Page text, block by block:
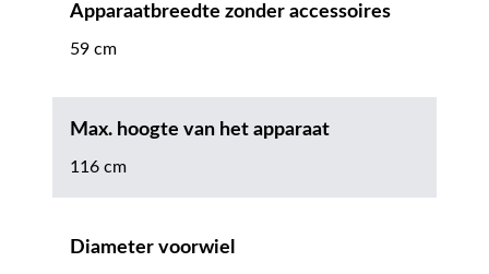
Apparaatbreedte zonder accessoires
59 cm
Max. hoogte van het apparaat
116 cm
Diameter voorwiel